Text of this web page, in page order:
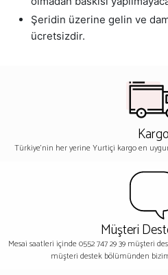
Şeridin üzerine gelin ve
ücretsizdir.
Kargo
Türkiye'nin her yerine Yurtiçi kargo en
Müşteri
Mesai saatleri içinde 0552 747 29 39 müşteri
müşteri destek bölümünden